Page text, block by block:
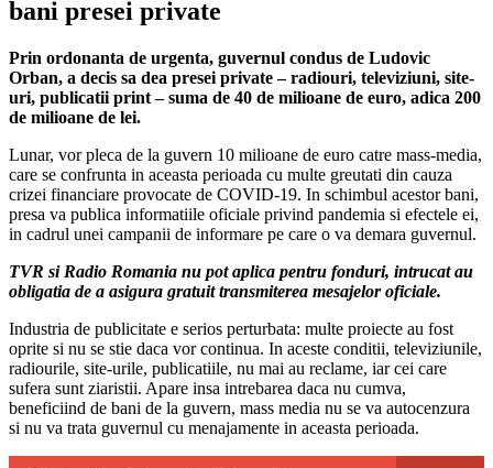
bani presei private
Prin ordonanta de urgenta, guvernul condus de Ludovic
Orban, a decis sa dea presei private – radiouri, televiziuni, site-
uri, publicatii print – suma de 40 de milioane de euro, adica 200
de milioane de lei.
Lunar, vor pleca de la guvern 10 milioane de euro catre mass-media,
care se confrunta in aceasta perioada cu multe greutati din cauza
crizei financiare provocate de COVID-19. In schimbul acestor bani,
presa va publica informatiile oficiale privind pandemia si efectele ei,
in cadrul unei campanii de informare pe care o va demara guvernul.
TVR si Radio Romania nu pot aplica pentru fonduri, intrucat au
obligatia de a asigura gratuit transmiterea mesajelor oficiale.
Industria de publicitate e serios perturbata: multe proiecte au fost
oprite si nu se stie daca vor continua. In aceste conditii, televiziunile,
radiourile, site-urile, publicatiile, nu mai au reclame, iar cei care
sufera sunt ziaristii. Apare insa intrebarea daca nu cumva,
beneficiind de bani de la guvern, mass media nu se va autocenzura
si nu va trata guvernul cu menajamente in aceasta perioada.